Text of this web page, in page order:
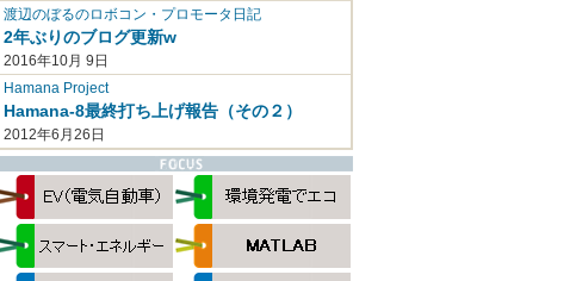
渡辺のぼるのロボコン・プロモータ日記
2年ぶりのブログ更新w
2016年10月 9日
Hamana Project
Hamana-8最終打ち上げ報告（その２）
2012年6月26日